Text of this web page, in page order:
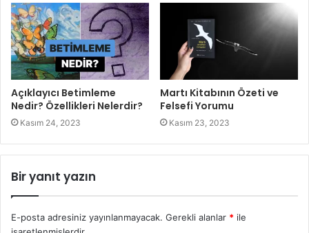
Açıklayıcı Betimleme
Nedir? Özellikleri Nelerdir?
Kasım 24, 2023
Martı Kitabının Özeti ve
Felsefi Yorumu
Kasım 23, 2023
Bir yanıt yazın
E-posta adresiniz yayınlanmayacak. Gerekli alanlar * ile